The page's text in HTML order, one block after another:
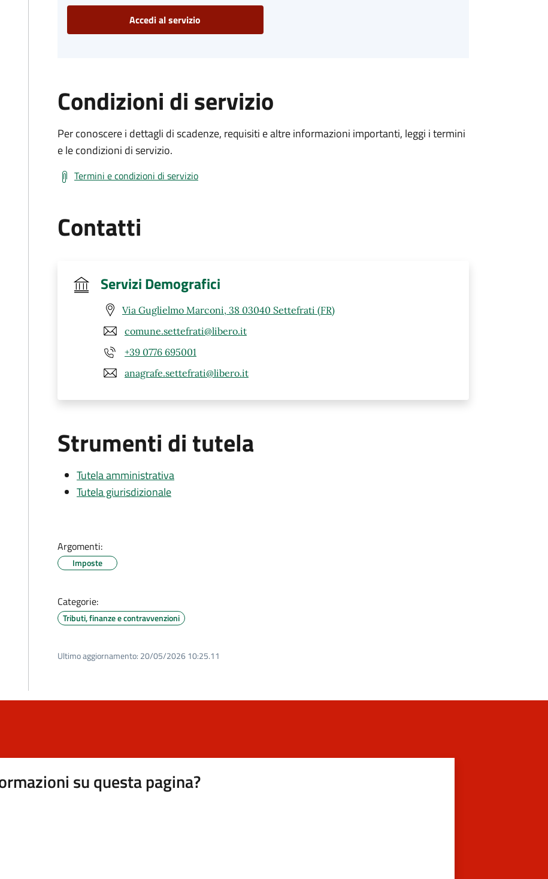
Accedi al servizio
Condizioni di servizio
Per conoscere i dettagli di scadenze, requisiti e altre informazioni importanti, leggi i termini
e le condizioni di servizio.
Termini e condizioni di servizio
Contatti
Servizi Demografici
Via Guglielmo Marconi, 38 03040 Settefrati (FR)
comune.settefrati@libero.it
+39 0776 695001
anagrafe.settefrati@libero.it
Strumenti di tutela
Tutela amministrativa
Tutela giurisdizionale
Argomenti:
Imposte
Categorie:
Tributi, finanze e contravvenzioni
Ultimo aggiornamento: 20/05/2026 10:25.11
su questa pagina?